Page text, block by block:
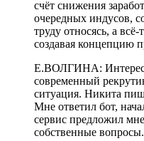
счёт снижения
очередных индусов,
труду относясь, а всё-
создавая концепцию
Е.ВОЛГИНА:
современный
ситуация. Никита
Мне ответил бот,
сервис предложил
собственные